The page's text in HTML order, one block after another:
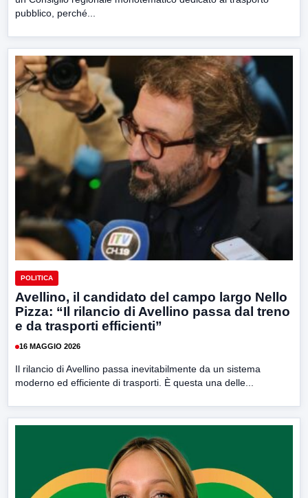
pubblico, perché...
POLITICA
Avellino, il candidato del campo largo Nello
Pizza: “Il rilancio di Avellino passa dal treno
e da trasporti efficienti”
16 MAGGIO 2026
Il rilancio di Avellino passa inevitabilmente da un sistema
moderno ed efficiente di trasporti. È questa una delle...